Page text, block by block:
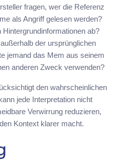
fragen, wer die Referenz
als Angriff gelesen werden?
ab?
der ursprünglichen
jemand das Mem aus seinem
anderen Zweck verwenden?
den wahrscheinlichen
jede Interpretation nicht
Verwirrung reduzieren,
Kontext klarer macht.